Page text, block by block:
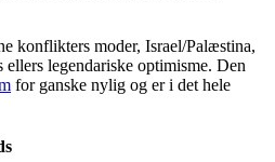
konflikters moder, Israel/Palæstina,
legendariske optimisme. Den
for ganske nylig og er i det hele